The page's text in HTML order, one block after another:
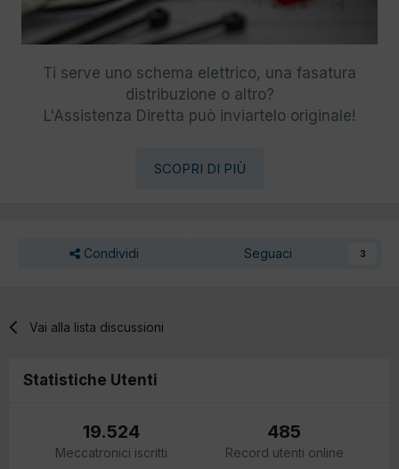
Ti serve uno schema elettrico, una fasatura
distribuzione o altro?
L'Assistenza Diretta può inviartelo originale!
SCOPRI DI PIÙ
Condividi Seguaci 3
Vai alla lista discussioni
Statistiche Utenti
19.524
Meccatronici iscritti
485
Record utenti online